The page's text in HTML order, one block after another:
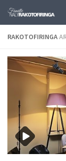
Skip to content
RAKOTOFIRINGA